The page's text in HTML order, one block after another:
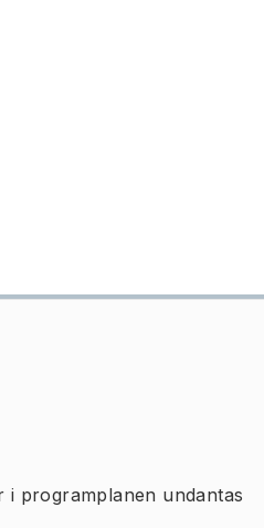
i programplanen undantas